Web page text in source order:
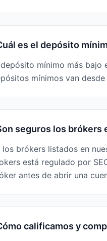
es el depósito
mínimo más bajo
mínimos van
seguros los brókers
los brókers listados en
está regulado por
antes de abrir una
calificamos y